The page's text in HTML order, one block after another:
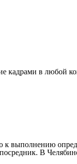
кадрами в любой
к выполнению
В